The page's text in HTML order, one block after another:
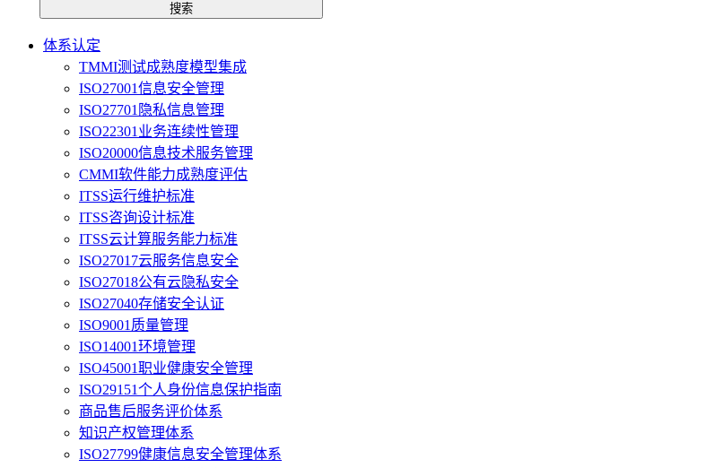
搜索
体系认定
TMMI测试成熟度模型集成
ISO27001信息安全管理
ISO27701隐私信息管理
ISO22301业务连续性管理
ISO20000信息技术服务管理
CMMI软件能力成熟度评估
ITSS运行维护标准
ITSS咨询设计标准
ITSS云计算服务能力标准
ISO27017云服务信息安全
ISO27018公有云隐私安全
ISO27040存储安全认证
ISO9001质量管理
ISO14001环境管理
ISO45001职业健康安全管理
ISO29151个人身份信息保护指南
商品售后服务评价体系
知识产权管理体系
ISO27799健康信息安全管理体系